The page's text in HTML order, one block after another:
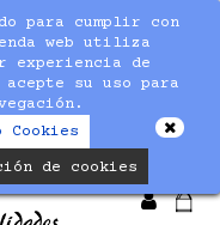
in
sequracheckout/lib/
para cumplir con
web utiliza
experiencia de
acepte su uso para
Cookies
de cookies